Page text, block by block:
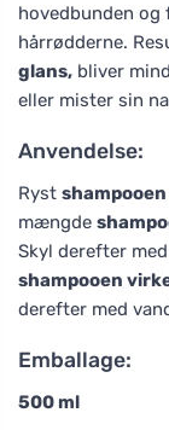
hovedbunden
hårrødderne.
glans, bliver
eller mister sin
Anvendelse:
Ryst
mængde
Skyl derefter
shampooen
derefter med
Emballage:
500 ml